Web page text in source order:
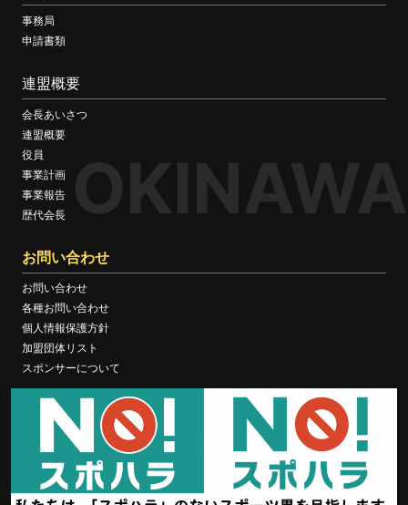
OKINAWA
事務局
申請書類
連盟概要
会長あいさつ
連盟概要
役員
事業計画
事業報告
歴代会長
お問い合わせ
お問い合わせ
各種お問い合わせ
個人情報保護方針
加盟団体リスト
スポンサーについて